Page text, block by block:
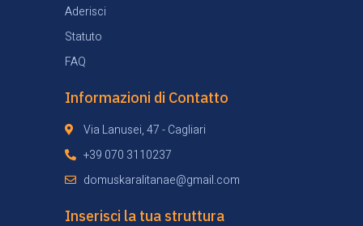
Aderisci
Statuto
FAQ
Informazioni di Contatto
Via Lanusei, 47 - Cagliari
+39 070 3110237
domuskaralitanae@gmail.com
Inserisci la tua struttura